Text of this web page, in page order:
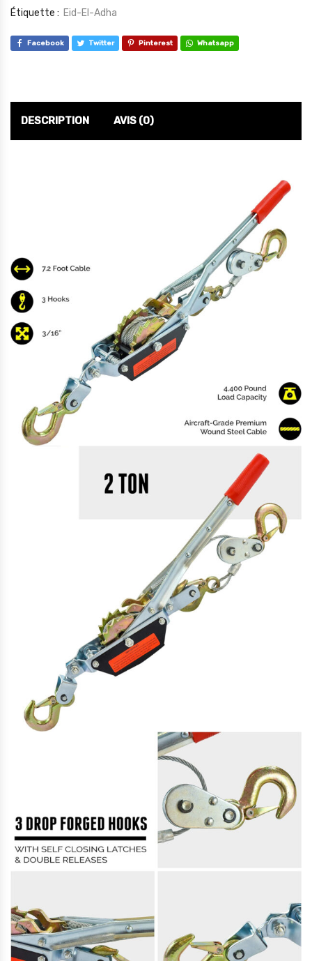
Étiquette : Eid-El-Adha
Facebook Twitter Pinterest Whatsapp
DESCRIPTION AVIS (0)